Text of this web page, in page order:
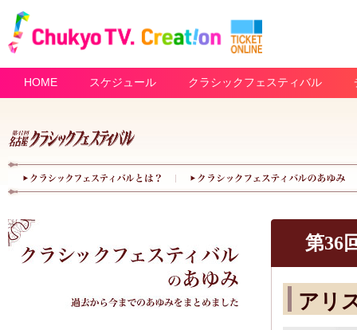
HOME スケジュール クラシックフェスティバル
第36
アリ